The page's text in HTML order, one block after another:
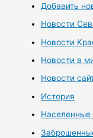
Добавить
Новости
Новости
Новости в
Новости
История
Населенные